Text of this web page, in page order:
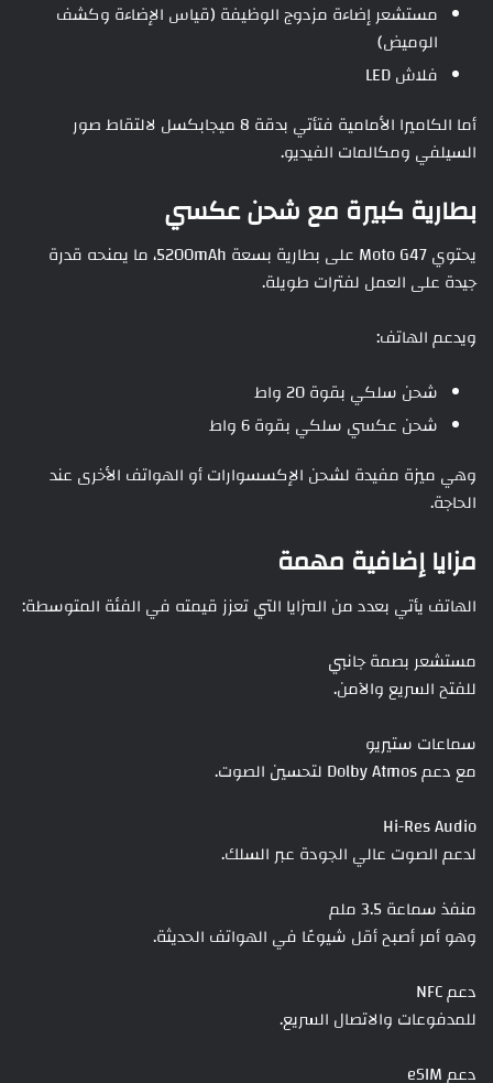
مستشعر إضاءة مزدوج الوظيفة (قياس الإضاءة وكشف
الوميض)
فلاش LED
أما الكاميرا الأمامية فتأتي بدقة 8 ميجابكسل لالتقاط صور
السيلفي ومكالمات الفيديو.
بطارية كبيرة مع شحن عكسي
يحتوي Moto G47 على بطارية بسعة 5200mAh، ما يمنحه قدرة
جيدة على العمل لفترات طويلة.
ويدعم الهاتف:
شحن سلكي بقوة 20 واط
شحن عكسي سلكي بقوة 6 واط
وهي ميزة مفيدة لشحن الإكسسوارات أو الهواتف الأخرى عند
الحاجة.
مزايا إضافية مهمة
الهاتف يأتي بعدد من المزايا التي تعزز قيمته في الفئة المتوسطة:
مستشعر بصمة جانبي
للفتح السريع والآمن.
سماعات ستيريو
مع دعم Dolby Atmos لتحسين الصوت.
Hi-Res Audio
لدعم الصوت عالي الجودة عبر السلك.
منفذ سماعة 3.5 ملم
وهو أمر أصبح أقل شيوعًا في الهواتف الحديثة.
دعم NFC
للمدفوعات والاتصال السريع.
دعم eSIM